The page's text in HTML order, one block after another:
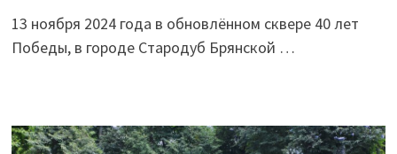
13 ноября 2024 года в обновлённом сквере 40 лет
Победы, в городе Стародуб Брянской …